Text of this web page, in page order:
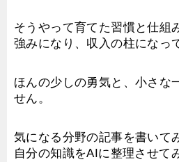
そうやって育てた習慣と仕組
強みになり、収入の柱になっ
ほんの少しの勇気と、小さな
せん。
気になる分野の記事を書いて
自分の知識をAIに整理させて